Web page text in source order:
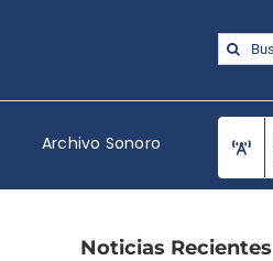
Buscar:
Archivo Sonoro
Noticias Recientes